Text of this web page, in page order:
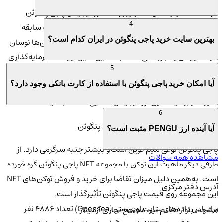
در مدت کمتر از ۱ سال تا شهریور ۱۴۰۴ ارز دیجیتال پاجی پنگوئن
افزایش قیمت حدود ۵۰۰ درصدی را تجربه کرد. کسانی که سابقه
فعالیت در بازار رمزارزها دارند، به‌خوبی می‌دانند میم کوین‌ها نوسان
قیمت زیادی را تجربه می‌کنند. به‌همین دلیل، ریسک سرمایه‌گذاری
در آن‌ها نسبت به‌سایر ارزهای دیجیتال بیشتر است. برای مدیریت
ریسک سرمایه‌گذاری در پاجی پنگوئن لازم است با مهم‌ترین عوامل
تأثیرگذار بر قیمت این ارز دیجیتال آشنایی داشته باشید.
پاجی پنگوئن نوعی میم کوین است و بیشتر جنبه سرگرمی دارد. از
طرفی دیگر ماهیت این توکن با مجموعه NFT پاجی پنگوئن گره خورده
است. به‌همین دلیل میزان تقاضا برای خرید و فروش توکن‌های NFT
این مجموعه روی قیمت پاجی پنگوئن تأثیرگذار است.
براساس داده‌های سایت اوپن سی (Opensea) تعداد ۴۸۸۶ نفر
بهترین سایت خرید پاجی پنگوئن در ایران کدام است؟
آیا امکان خرید پاجی پنگوئن با استفاده از کارت بانکی وجود دارد؟
آیا آینده ارز PENGU مثبت است؟
مشاهده همه سوالات
آدرس دفتر مرکزی
مشهد، بلوار هفتم تیر، مجتمع تجاری آرمیتاژ